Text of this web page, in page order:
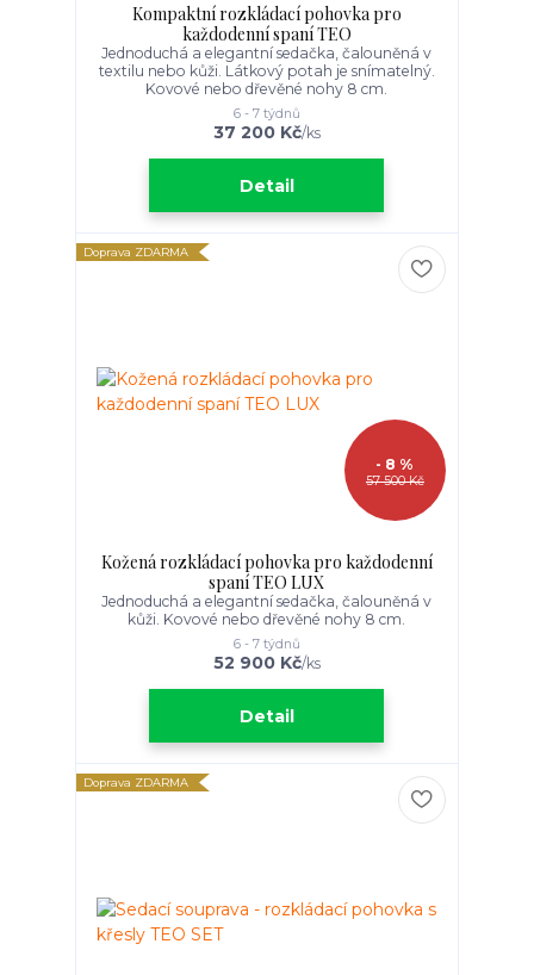
Kompaktní rozkládací pohovka pro
každodenní spaní TEO
Jednoduchá a elegantní sedačka, čalouněná v
textilu nebo kůži. Látkový potah je snímatelný.
Kovové nebo dřevěné nohy 8 cm.
37 200 Kč/ks
6 - 7 týdnů
Detail
Doprava ZDARMA
57 500 Kč
- 8 %
Kožená rozkládací pohovka pro každodenní
spaní TEO LUX
Jednoduchá a elegantní sedačka, čalouněná v
kůži. Kovové nebo dřevěné nohy 8 cm.
52 900 Kč/ks
6 - 7 týdnů
Detail
Doprava ZDARMA